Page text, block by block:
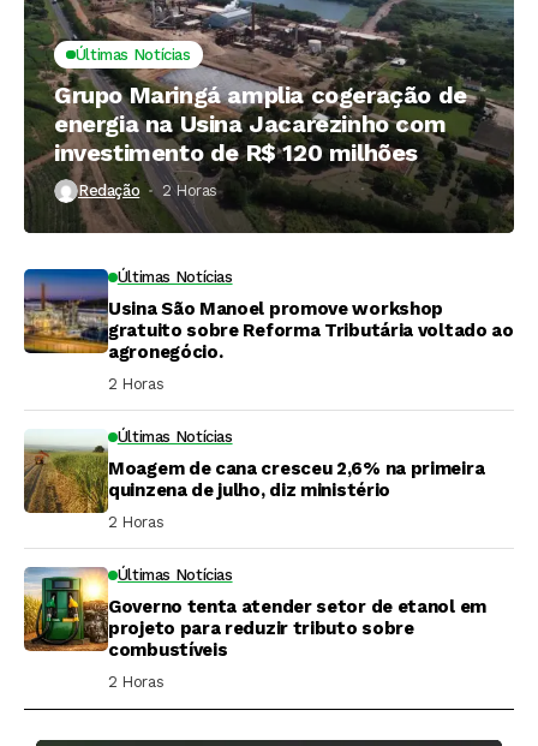
Últimas Notícias
Grupo Maringá amplia cogeração de
energia na Usina Jacarezinho com
investimento de R$ 120 milhões
Redação 2 Horas ⁮
Últimas Notícias
Usina São Manoel promove workshop
gratuito sobre Reforma Tributária voltado ao
agronegócio.
2 Horas ⁮
Últimas Notícias
Moagem de cana cresceu 2,6% na primeira
quinzena de julho, diz ministério
2 Horas ⁮
Últimas Notícias
Governo tenta atender setor de etanol em
projeto para reduzir tributo sobre
combustíveis
2 Horas ⁮